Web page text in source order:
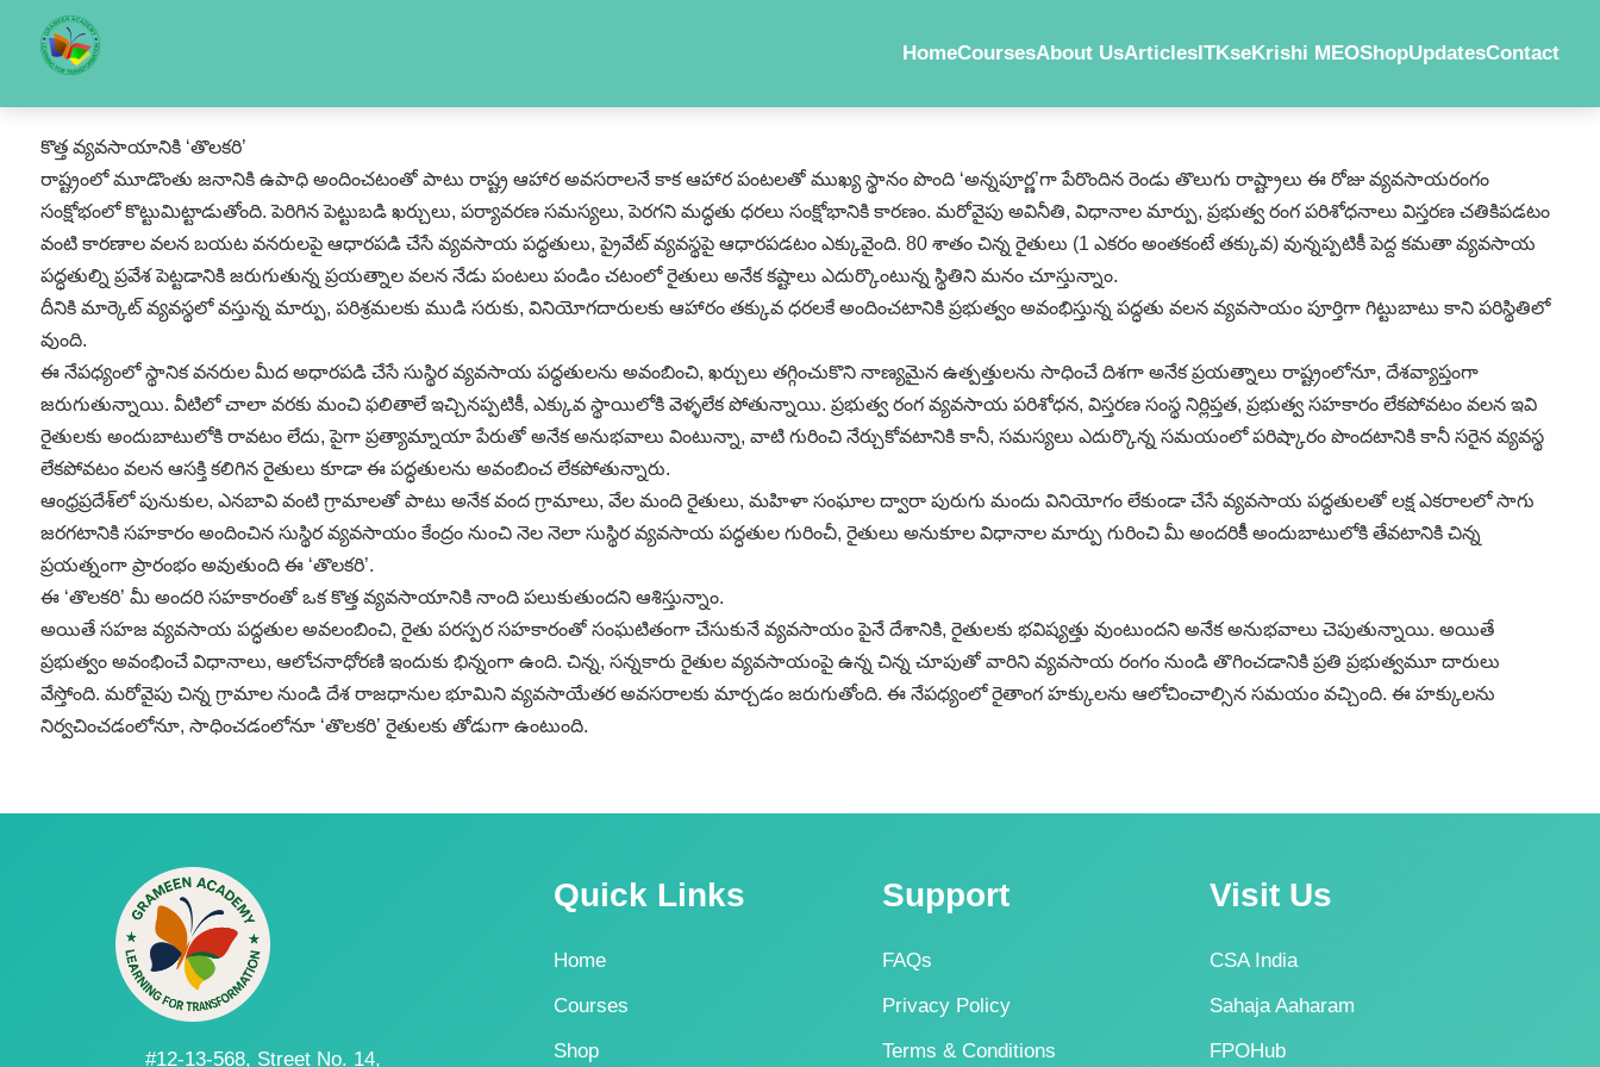
HomeCoursesAbout UsArticlesITKseKrishi MEOShopUpdatesContact
కొత్త వ్యవసాయానికి ‘తొలకరి’
రాష్ట్రంలో మూడొంతు జనానికి ఉపాధి అందించటంతో పాటు రాష్ట్ర ఆహార అవసరాలనే కాక ఆహార పంటలతో ముఖ్య స్థానం పొంది ‘అన్నపూర్ణ’గా పేరొందిన రెండు తొలుగు రాష్ట్రాలు ఈ రోజు వ్యవసాయరంగం
సంక్షోభంలో కొట్టుమిట్టాడుతోంది. పెరిగిన పెట్టుబడి ఖర్చులు, పర్యావరణ సమస్యలు, పెరగని మద్ధతు ధరలు సంక్షోభానికి కారణం. మరోవైపు అవినీతి, విధానాల మార్పు, ప్రభుత్వ రంగ పరిశోధనాలు విస్తరణ చతికిపడటం
వంటి కారణాల వలన బయట వనరులపై ఆధారపడి చేసే వ్యవసాయ పద్ధతులు, ప్రైవేట్‌ వ్యవస్థపై ఆధారపడటం ఎక్కువైంది. 80 శాతం చిన్న రైతులు (1 ఎకరం అంతకంటే తక్కువ) వున్నప్పటికీ పెద్ద కమతా వ్యవసాయ
పద్ధతుల్ని ప్రవేశ పెట్టడానికి జరుగుతున్న ప్రయత్నాల వలన నేడు పంటలు పండిం చటంలో రైతులు అనేక కష్టాలు ఎదుర్కొంటున్న స్థితిని మనం చూస్తున్నాం.
దీనికి మార్కెట్‌ వ్యవస్థలో వస్తున్న మార్పు, పరిశ్రమలకు ముడి సరుకు, వినియోగదారులకు ఆహారం తక్కువ ధరలకే అందించటానికి ప్రభుత్వం అవంభిస్తున్న పద్ధతు వలన వ్యవసాయం పూర్తిగా గిట్టుబాటు కాని పరిస్థితిలో
వుంది.
ఈ నేపధ్యంలో స్థానిక వనరుల మీద అధారపడి చేసే సుస్థిర వ్యవసాయ పద్ధతులను అవంబించి, ఖర్చులు తగ్గించుకొని నాణ్యమైన ఉత్పత్తులను సాధించే దిశగా అనేక ప్రయత్నాలు రాష్ట్రంలోనూ, దేశవ్యాప్తంగా
జరుగుతున్నాయి. వీటిలో చాలా వరకు మంచి ఫలితాలే ఇచ్చినప్పటికీ, ఎక్కువ స్థాయిలోకి వెళ్ళలేక పోతున్నాయి. ప్రభుత్వ రంగ వ్యవసాయ పరిశోధన, విస్తరణ సంస్థ నిర్లిప్తత, ప్రభుత్వ సహకారం లేకపోవటం వలన ఇవి
రైతులకు అందుబాటులోకి రావటం లేదు, పైగా ప్రత్యామ్నాయా పేరుతో అనేక అనుభవాలు వింటున్నా, వాటి గురించి నేర్చుకోవటానికి కానీ, సమస్యలు ఎదుర్కొన్న సమయంలో పరిష్కారం పొందటానికి కానీ సరైన వ్యవస్థ
లేకపోవటం వలన ఆసక్తి కలిగిన రైతులు కూడా ఈ పద్ధతులను అవంబించ లేకపోతున్నారు.
ఆంధ్రప్రదేశ్‌లో పునుకుల, ఎనబావి వంటి గ్రామాలతో పాటు అనేక వంద గ్రామాలు, వేల మంది రైతులు, మహిళా సంఘాల ద్వారా పురుగు మందు వినియోగం లేకుండా చేసే వ్యవసాయ పద్ధతులతో లక్ష ఎకరాలలో సాగు
జరగటానికి సహకారం అందించిన సుస్థిర వ్యవసాయం కేంద్రం నుంచి నెల నెలా సుస్థిర వ్యవసాయ పద్ధతుల గురించీ, రైతులు అనుకూల విధానాల మార్పు గురించి మీ అందరికీి అందుబాటులోకి తేవటానికి చిన్న
ప్రయత్నంగా ప్రారంభం అవుతుంది ఈ ‘తొలకరి’.
ఈ ‘తొలకరి’ మీ అందరి సహకారంతో ఒక కొత్త వ్యవసాయానికి నాంది పలుకుతుందని ఆశిస్తున్నాం.
అయితే సహజ వ్యవసాయ పద్ధతుల అవలంబించి, రైతు పరస్పర సహకారంతో సంఘటితంగా చేసుకునే వ్యవసాయం పైనే దేశానికి, రైతులకు భవిష్యత్తు వుంటుందని అనేక అనుభవాలు చెపుతున్నాయి. అయితే
ప్రభుత్వం అవంభించే విధానాలు, ఆలోచనాధోరణి ఇందుకు భిన్నంగా ఉంది. చిన్న, సన్నకారు రైతుల వ్యవసాయంపై ఉన్న చిన్న చూపుతో వారిని వ్యవసాయ రంగం నుండి తొగించడానికి ప్రతి ప్రభుత్వమూ దారులు
వేస్తోంది. మరోవైపు చిన్న గ్రామాల నుండి దేశ రాజధానుల భూమిని వ్యవసాయేతర అవసరాలకు మార్చడం జరుగుతోంది. ఈ నేపధ్యంలో రైతాంగ హక్కులను ఆలోచించాల్సిన సమయం వచ్చింది. ఈ హక్కులను
నిర్వచించడంలోనూ, సాధించడంలోనూ ‘తొలకరి’ రైతులకు తోడుగా ఉంటుంది.
#12-13-568, Street No. 14,
Quick Links
Home
Courses
Shop
Support
FAQs
Privacy Policy
Terms & Conditions
Visit Us
CSA India
Sahaja Aaharam
FPOHub